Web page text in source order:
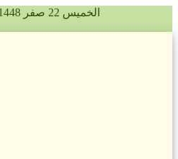
الخميس 22 صفر 1448 هـ || الموافق 6 غشت 2026 م